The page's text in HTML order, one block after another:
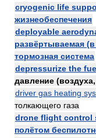
cryogenic life
жизнеобеспечения
deployable
развёртываемая
тормозная система
depressurize the
давление
driver gas heating
толкающего газа
drone flight control
полётом